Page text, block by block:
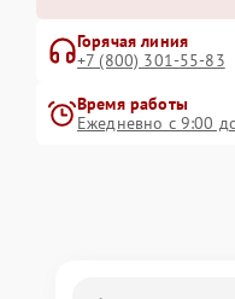
Горячая линия
+7 (800) 301-55-83
Время работы
Ежедневно с 9:00